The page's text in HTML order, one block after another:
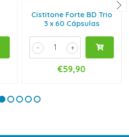
Cistitone Forte BD Trio
3 x 60 Cápsulas
+
-
€59,90